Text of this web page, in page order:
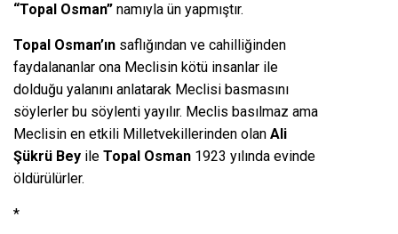
“Topal Osman” namıyla ün yapmıştır.
Topal Osman’ın saflığından ve cahilliğinden
faydalananlar ona Meclisin kötü insanlar ile
dolduğu yalanını anlatarak Meclisi basmasını
söylerler bu söylenti yayılır. Meclis basılmaz ama
Meclisin en etkili Milletvekillerinden olan Ali
Şükrü Bey ile Topal Osman 1923 yılında evinde
öldürülürler.
*